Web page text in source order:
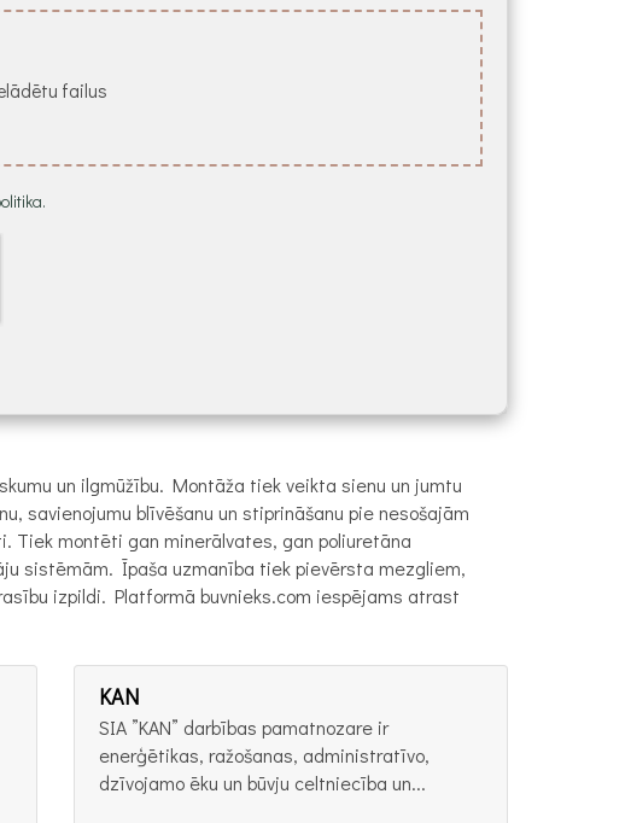
failus
un ilgmūžību. Montāža tiek veikta sienu un jumtu
savienojumu blīvēšanu un stiprināšanu pie nesošajām
montēti gan minerālvates, gan poliuretāna
sistēmām. Īpaša uzmanība tiek pievērsta mezgliem,
izpildi. Platformā buvnieks.com iespējams atrast
KAN
SIA ”KAN” darbības pamatnozare ir
enerģētikas, ražošanas, administratīvo,
dzīvojamo ēku un būvju celtniecība un...